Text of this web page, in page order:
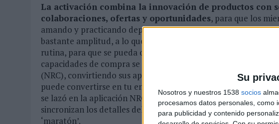
Su
Nosotros y nuestros 1538 socios
procesamos datos personales, como
para publicidad y contenido
La activación combina la innovación de productos con
colaboraciones, ofertas y oportunidades, para que los
amando y practicando deporte. Desde ahora hasta enero, las
bastante amplitud, a lo que se suma la posibilidad de realizar
rutina, para que se pueda obtener el producto cuando se
capacidades de compra se están implementando ya en Nike
(NRC), convirtiendo sus aplicaciones de entrenamiento en
puede convertirse en tu entrenador personal, mientras que
se lazó en la aplicación NRC a principios de año. Todas las
sincronizan los detalles del perfil, por lo que la compra de
‘maratón’.